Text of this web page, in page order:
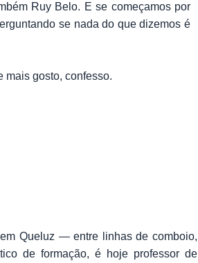
Ruy Belo. E se começamos por
se nada do que dizemos é
mais gosto, confesso.
Queluz — entre linhas de comboio,
de formação, é hoje professor de